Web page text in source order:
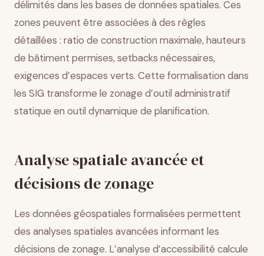
délimités dans les bases de données spatiales. Ces
zones peuvent être associées à des règles
détaillées : ratio de construction maximale, hauteurs
de bâtiment permises, setbacks nécessaires,
exigences d’espaces verts. Cette formalisation dans
les SIG transforme le zonage d’outil administratif
statique en outil dynamique de planification.
Analyse spatiale avancée et
décisions de zonage
Les données géospatiales formalisées permettent
des analyses spatiales avancées informant les
décisions de zonage. L’analyse d’accessibilité calcule